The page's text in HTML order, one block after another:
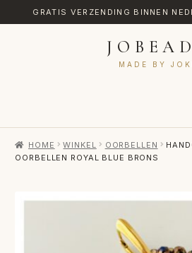
GRATIS VERZENDING BINNEN
MADE BY
AFREKENEN
HOME WINKEL OORBELLEN
OORBELLEN ROYAL BLUE BRONS